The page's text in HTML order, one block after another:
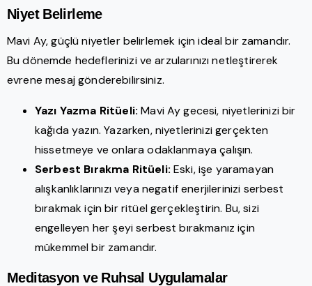
Niyet Belirleme
Mavi Ay, güçlü niyetler belirlemek için ideal bir zamandır.
Bu dönemde hedeflerinizi ve arzularınızı netleştirerek
evrene mesaj gönderebilirsiniz.
Yazı Yazma Ritüeli: Mavi Ay gecesi, niyetlerinizi bir
kağıda yazın. Yazarken, niyetlerinizi gerçekten
hissetmeye ve onlara odaklanmaya çalışın.
Serbest Bırakma Ritüeli: Eski, işe yaramayan
alışkanlıklarınızı veya negatif enerjilerinizi serbest
bırakmak için bir ritüel gerçekleştirin. Bu, sizi
engelleyen her şeyi serbest bırakmanız için
mükemmel bir zamandır.
Meditasyon ve Ruhsal Uygulamalar